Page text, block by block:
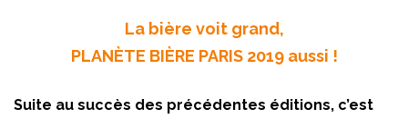
La bière voit grand,
PLANÈTE BIÈRE PARIS 2019 aussi !
Suite au succès des précédentes éditions, c’est